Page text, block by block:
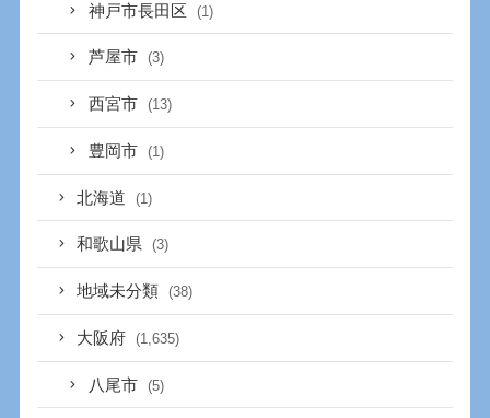
神戸市長田区 (1)
芦屋市 (3)
西宮市 (13)
豊岡市 (1)
北海道 (1)
和歌山県 (3)
地域未分類 (38)
大阪府 (1,635)
八尾市 (5)